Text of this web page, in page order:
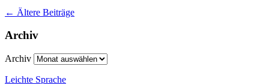
← Ältere Beiträge
Archiv
Archiv
Leichte Sprache